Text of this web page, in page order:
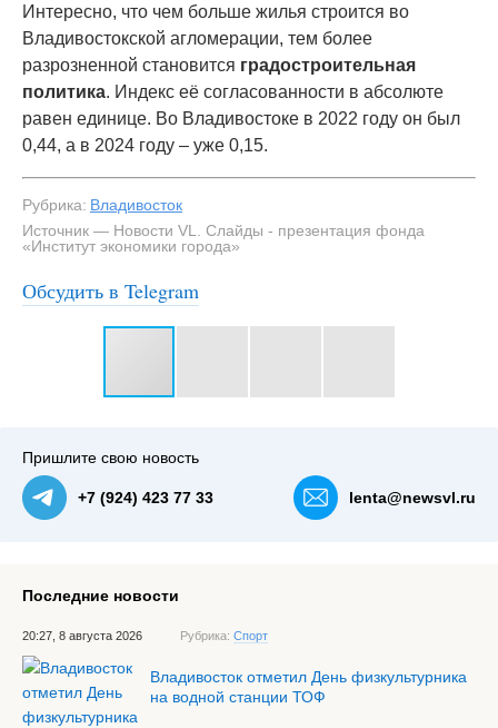
Интересно, что чем больше жилья строится во
Владивостокской агломерации, тем более
разрозненной становится градостроительная
политика. Индекс её согласованности в абсолюте
равен единице. Во Владивостоке в 2022 году он был
0,44, а в 2024 году – уже 0,15.
Рубрика: Владивосток
Источник — Новости VL. Слайды - презентация фонда
«Институт экономики города»
Обсудить в Telegram
Пришлите свою новость
+7 (924) 423 77 33 lenta@newsvl.ru
Последние новости
20:27, 8 августа 2026 Рубрика: Спорт
Владивосток отметил День физкультурника
на водной станции ТОФ